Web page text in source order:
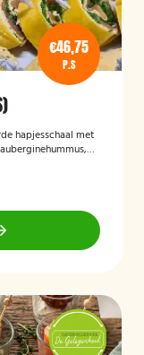
€46,75
P.S
hapjesschaal met
of zakelijke
eten.